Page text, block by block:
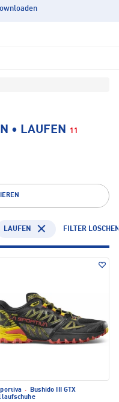
• LAUFEN 11
LAUFEN FILTER
·
Bushido III GTX